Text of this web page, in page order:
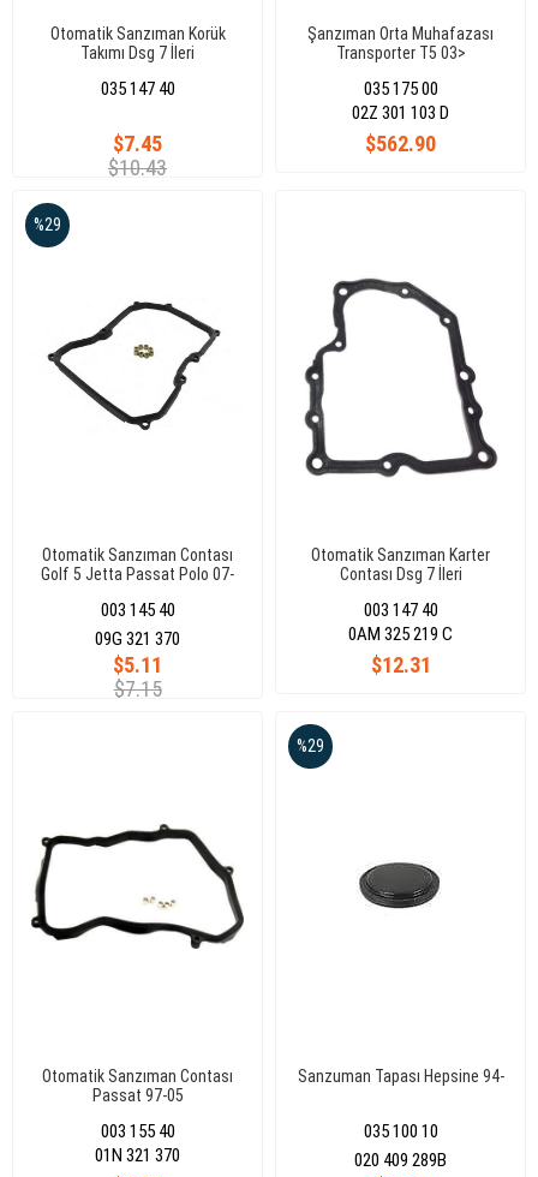
Otomatik Sanzıman Korük
Takımı Dsg 7 İleri
035 147 40
$7.45
$10.43
Şanzıman Orta Muhafazası
Transporter T5 03>
035 175 00
$562.90
02Z 301 103 D
Otomatik Sanzıman Contası
Golf 5 Jetta Passat Polo 07-
003 145 40
$5.11
$7.15
%29
09G 321 370
Otomatik Sanzıman Karter
Contası Dsg 7 İleri
003 147 40
$12.31
0AM 325 219 C
Otomatik Sanzıman Contası
Passat 97-05
003 155 40
01N 321 370
Sanzuman Tapası Hepsine 94-
035 100 10
%29
020 409 289B